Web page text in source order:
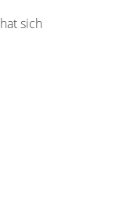
hat sich